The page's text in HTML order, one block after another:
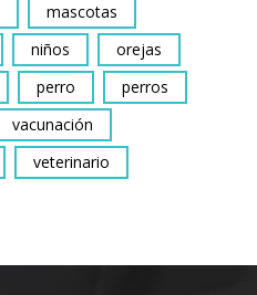
mascotas
niños
orejas
perro
perros
vacunación
veterinario